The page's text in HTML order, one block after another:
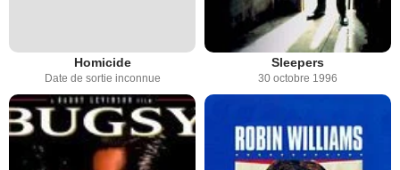
Homicide
Date de sortie inconnue
Sleepers
30 octobre 1996